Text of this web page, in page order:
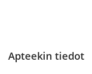
Apteekin tiedot